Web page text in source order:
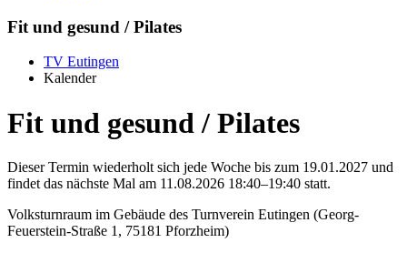
Fit und gesund / Pilates
TV Eutingen
Kalender
Fit und gesund / Pilates
Dieser Termin wiederholt sich jede Woche bis zum 19.01.2027 und
findet das nächste Mal am 11.08.2026 18:40–19:40 statt.
Volksturnraum im Gebäude des Turnverein Eutingen (Georg-
Feuerstein-Straße 1, 75181 Pforzheim)